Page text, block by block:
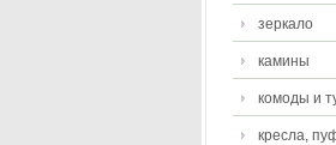
зеркало
камины
комоды и
кресла,